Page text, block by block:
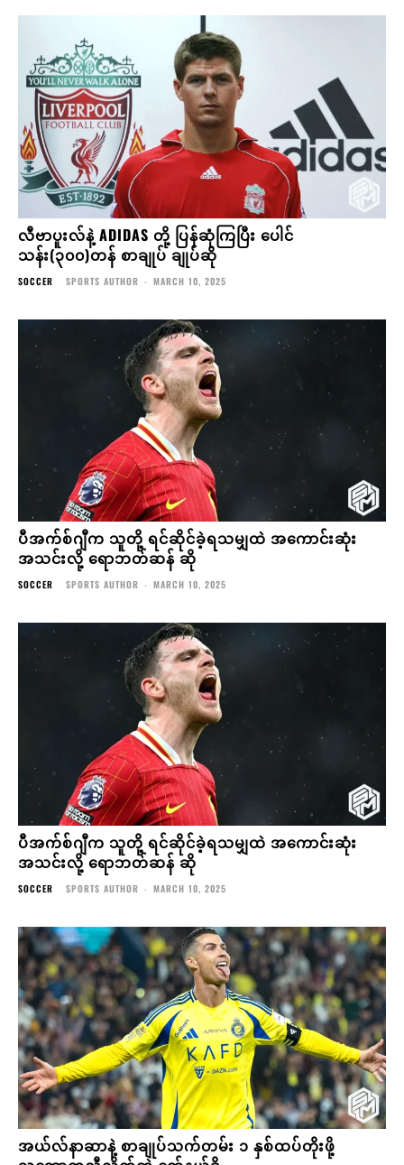
လီဗာပူးလ်နဲ့ ADIDAS တို့ ပြန်ဆုံကြပြီး ပေါင်
သန်း(၃၀၀)တန် စာချုပ် ချုပ်ဆို
SOCCER SPORTS AUTHOR - MARCH 10, 2025
ပီအက်စ်ဂျီက သူတို့ ရင်ဆိုင်ခဲ့ရသမျှထဲ အကောင်းဆုံး
အသင်းလို့ ရောဘတ်ဆန် ဆို
SOCCER SPORTS AUTHOR - MARCH 10, 2025
ပီအက်စ်ဂျီက သူတို့ ရင်ဆိုင်ခဲ့ရသမျှထဲ အကောင်းဆုံး
အသင်းလို့ ရောဘတ်ဆန် ဆို
SOCCER SPORTS AUTHOR - MARCH 10, 2025
အယ်လ်နာဆာနဲ့ စာချုပ်သက်တမ်း ၁ နှစ်ထပ်တိုးဖို့